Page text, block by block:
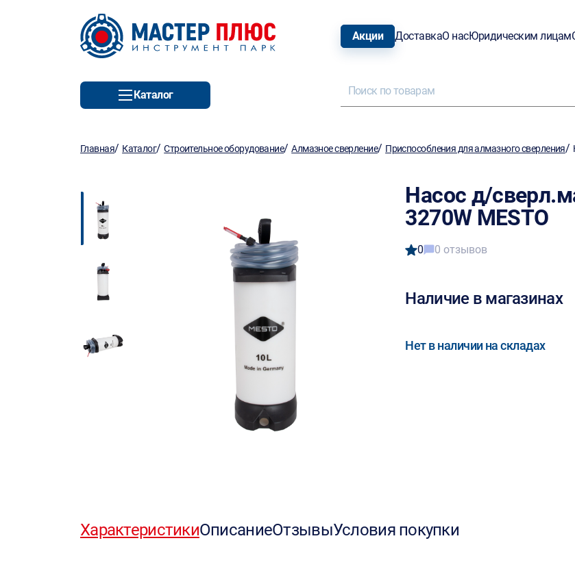
Акции ДоставкаО насЮридическим лицам
Каталог
Главная/ Каталог/Строительное оборудование/Алмазное сверление/ Приспособления для алмазного сверления/
Насос д/
3270W MESTO
0 0 отзывов
Наличие в магазинах
Нет в наличии на складах
ХарактеристикиОписаниеОтзывыУсловия покупки